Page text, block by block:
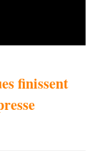
finissent